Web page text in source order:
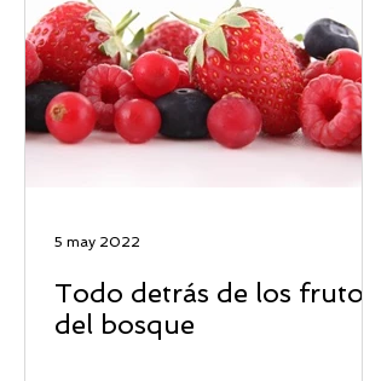
Todo detrás de los frutos
del bosque
5 may 2022